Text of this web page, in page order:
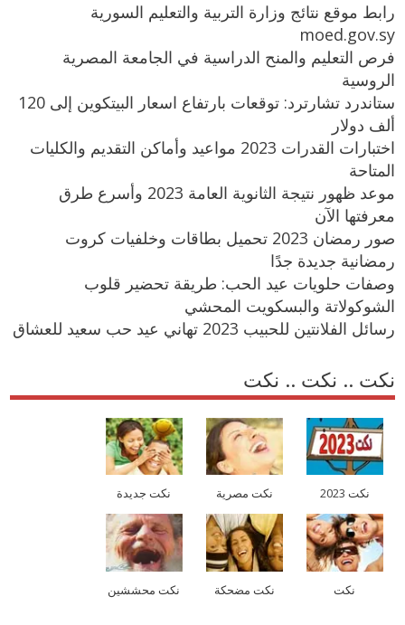
رابط موقع نتائج وزارة التربية والتعليم السورية
moed.gov.sy
فرص التعليم والمنح الدراسية في الجامعة المصرية
الروسية
ستاندرد تشارترد: توقعات بارتفاع اسعار البيتكوين إلى 120
ألف دولار
اختبارات القدرات 2023 مواعيد وأماكن التقديم والكليات
المتاحة
موعد ظهور نتيجة الثانوية العامة 2023 وأسرع طرق
معرفتها الآن
صور رمضان 2023 تحميل بطاقات وخلفيات كروت
رمضانية جديدة جدًا
وصفات حلويات عيد الحب: طريقة تحضير قلوب
الشوكولاتة والبسكويت المحشي
رسائل الفلانتين للحبيب 2023 تهاني عيد حب سعيد للعشاق
نكت .. نكت .. نكت
نكت 2023 نكت مصرية نكت جديدة
نكت نكت مضحكة نكت محششين